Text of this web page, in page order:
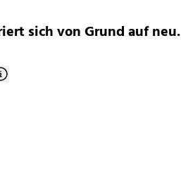
sich von Grund auf neu.